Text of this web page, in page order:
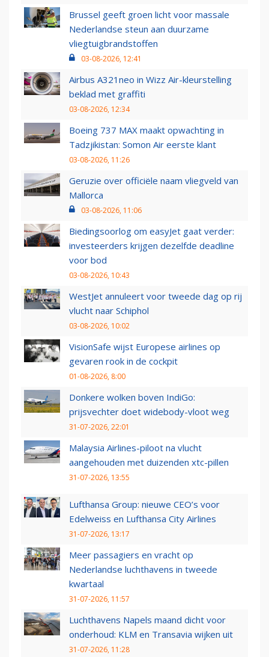
Brussel geeft groen licht voor massale
Nederlandse steun aan duurzame
vliegtuigbrandstoffen
03-08-2026, 12:41
Airbus A321neo in Wizz Air-kleurstelling
beklad met graffiti
03-08-2026, 12:34
Boeing 737 MAX maakt opwachting in
Tadzjikistan: Somon Air eerste klant
03-08-2026, 11:26
Geruzie over officiële naam vliegveld van
Mallorca
03-08-2026, 11:06
Biedingsoorlog om easyJet gaat verder:
investeerders krijgen dezelfde deadline
voor bod
03-08-2026, 10:43
WestJet annuleert voor tweede dag op rij
vlucht naar Schiphol
03-08-2026, 10:02
VisionSafe wijst Europese airlines op
gevaren rook in de cockpit
01-08-2026, 8:00
Donkere wolken boven IndiGo:
prijsvechter doet widebody-vloot weg
31-07-2026, 22:01
Malaysia Airlines-piloot na vlucht
aangehouden met duizenden xtc-pillen
31-07-2026, 13:55
Lufthansa Group: nieuwe CEO’s voor
Edelweiss en Lufthansa City Airlines
31-07-2026, 13:17
Meer passagiers en vracht op
Nederlandse luchthavens in tweede
kwartaal
31-07-2026, 11:57
Luchthavens Napels maand dicht voor
onderhoud: KLM en Transavia wijken uit
31-07-2026, 11:28